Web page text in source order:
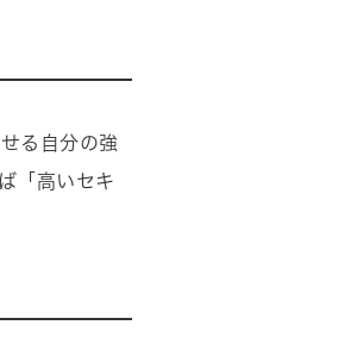
る自分の強
「高いセキ